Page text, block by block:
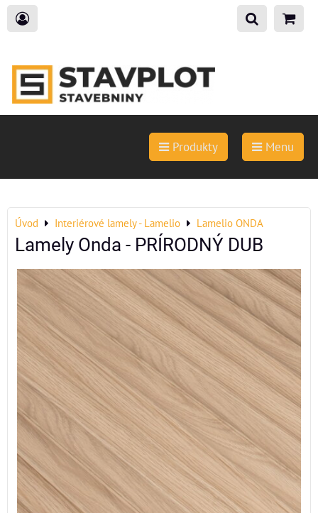
Produkty Menu
Úvod Interiérové lamely - Lamelio Lamelio ONDA
Lamely Onda - PRÍRODNÝ DUB